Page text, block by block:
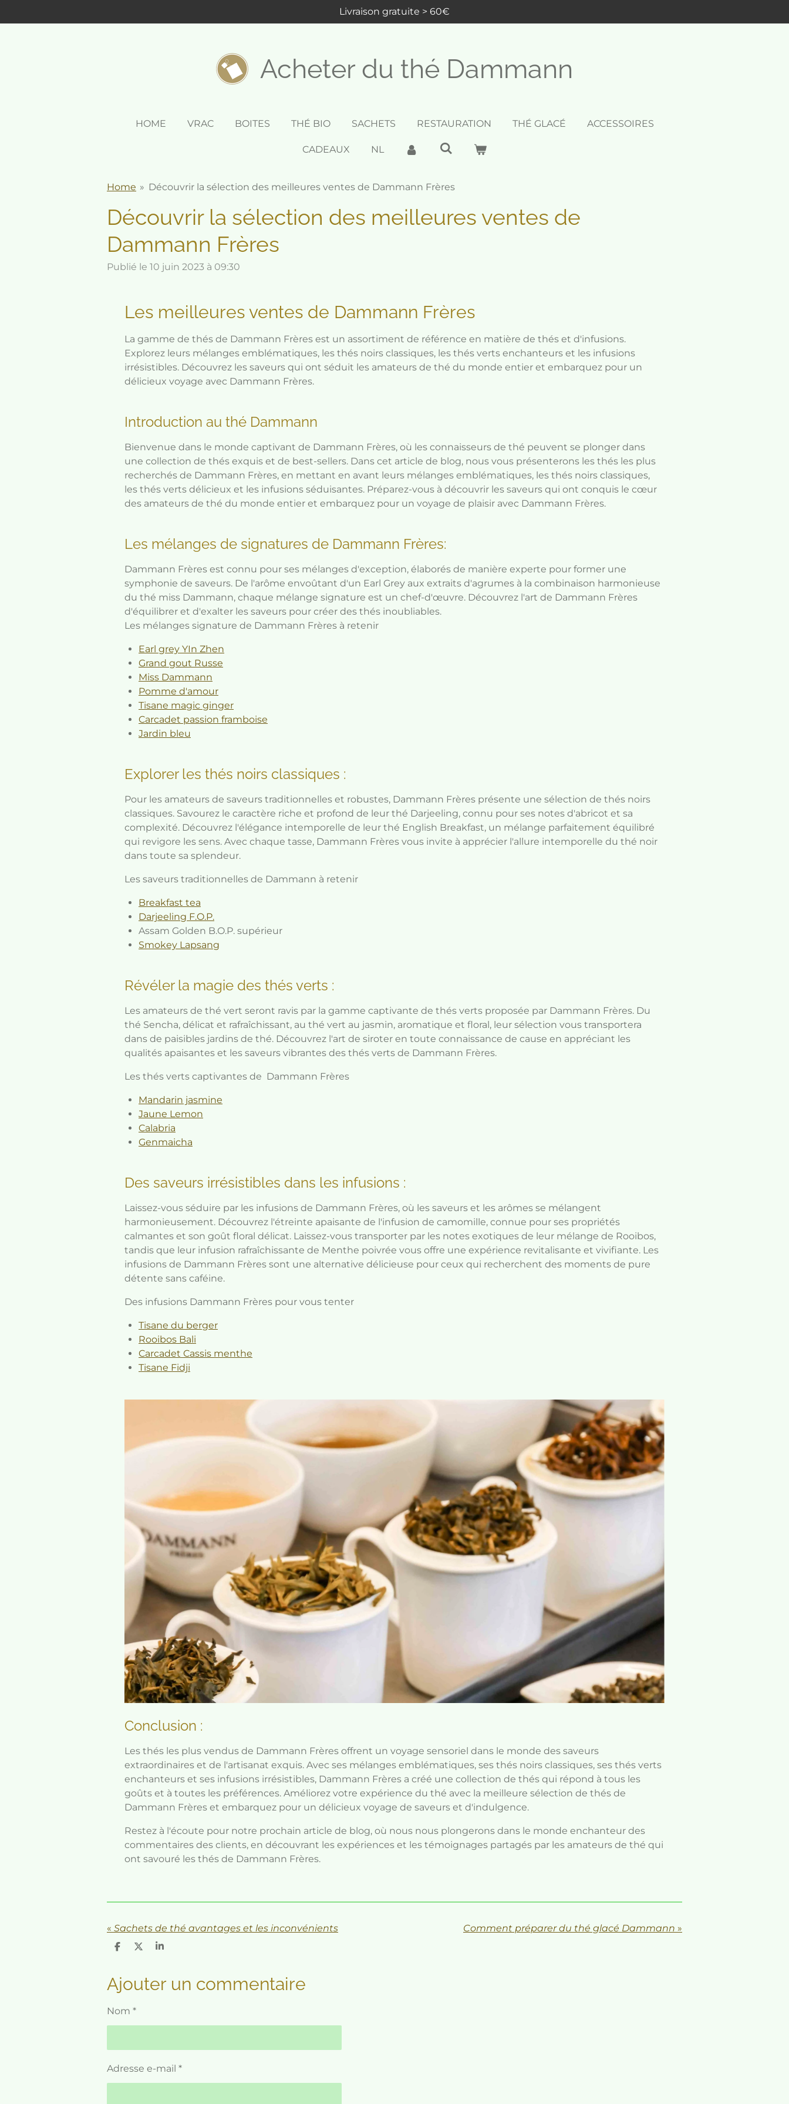
au
Livraison gratuite > 60€
Acheter du thé Dammann
HOME VRAC BOITES THÉ BIO SACHETS RESTAURATION THÉ GLACÉ ACCESSOIRES
CADEAUX NL
Home » Découvrir la sélection des meilleures ventes de Dammann Frères
Découvrir la sélection des meilleures ventes de
Dammann Frères
Publié le 10 juin 2023 à 09:30
Les meilleures ventes de Dammann Frères
La gamme de thés de Dammann Frères est un assortiment de référence en matière de thés et d'infusions.
Explorez leurs mélanges emblématiques, les thés noirs classiques, les thés verts enchanteurs et les infusions
irrésistibles. Découvrez les saveurs qui ont séduit les amateurs de thé du monde entier et embarquez pour un
délicieux voyage avec Dammann Frères.
Introduction au thé Dammann
Bienvenue dans le monde captivant de Dammann Frères, où les connaisseurs de thé peuvent se plonger dans
une collection de thés exquis et de best-sellers. Dans cet article de blog, nous vous présenterons les thés les plus
recherchés de Dammann Frères, en mettant en avant leurs mélanges emblématiques, les thés noirs classiques,
les thés verts délicieux et les infusions séduisantes. Préparez-vous à découvrir les saveurs qui ont conquis le cœur
des amateurs de thé du monde entier et embarquez pour un voyage de plaisir avec Dammann Frères.
Les mélanges de signatures de Dammann Frères:
Dammann Frères est connu pour ses mélanges d'exception, élaborés de manière experte pour former une
symphonie de saveurs. De l'arôme envoûtant d'un Earl Grey aux extraits d'agrumes à la combinaison harmonieuse
du thé miss Dammann, chaque mélange signature est un chef-d'œuvre. Découvrez l'art de Dammann Frères
d'équilibrer et d'exalter les saveurs pour créer des thés inoubliables.
Les mélanges signature de Dammann Frères à retenir
Earl grey YIn Zhen
Grand gout Russe
Miss Dammann
Pomme d'amour
Tisane magic ginger
Carcadet passion framboise
Jardin bleu
Explorer les thés noirs classiques :
Pour les amateurs de saveurs traditionnelles et robustes, Dammann Frères présente une sélection de thés noirs
classiques. Savourez le caractère riche et profond de leur thé Darjeeling, connu pour ses notes d'abricot et sa
complexité. Découvrez l'élégance intemporelle de leur thé English Breakfast, un mélange parfaitement équilibré
qui revigore les sens. Avec chaque tasse, Dammann Frères vous invite à apprécier l'allure intemporelle du thé noir
dans toute sa splendeur.
Les saveurs traditionnelles de Dammann à retenir
Breakfast tea
Darjeeling F.O.P.
Assam Golden B.O.P. supérieur
Smokey Lapsang
Révéler la magie des thés verts :
Les amateurs de thé vert seront ravis par la gamme captivante de thés verts proposée par Dammann Frères. Du
thé Sencha, délicat et rafraîchissant, au thé vert au jasmin, aromatique et floral, leur sélection vous transportera
dans de paisibles jardins de thé. Découvrez l'art de siroter en toute connaissance de cause en appréciant les
qualités apaisantes et les saveurs vibrantes des thés verts de Dammann Frères.
Les thés verts captivantes de Dammann Frères
Mandarin jasmine
Jaune Lemon
Calabria
Genmaicha
Des saveurs irrésistibles dans les infusions :
Laissez-vous séduire par les infusions de Dammann Frères, où les saveurs et les arômes se mélangent
harmonieusement. Découvrez l'étreinte apaisante de l'infusion de camomille, connue pour ses propriétés
calmantes et son goût floral délicat. Laissez-vous transporter par les notes exotiques de leur mélange de Rooibos,
tandis que leur infusion rafraîchissante de Menthe poivrée vous offre une expérience revitalisante et vivifiante. Les
infusions de Dammann Frères sont une alternative délicieuse pour ceux qui recherchent des moments de pure
détente sans caféine.
Des infusions Dammann Frères pour vous tenter
Tisane du berger
Rooibos Bali
Carcadet Cassis menthe
Tisane Fidji
Conclusion :
Les thés les plus vendus de Dammann Frères offrent un voyage sensoriel dans le monde des saveurs
extraordinaires et de l'artisanat exquis. Avec ses mélanges emblématiques, ses thés noirs classiques, ses thés verts
enchanteurs et ses infusions irrésistibles, Dammann Frères a créé une collection de thés qui répond à tous les
goûts et à toutes les préférences. Améliorez votre expérience du thé avec la meilleure sélection de thés de
Dammann Frères et embarquez pour un délicieux voyage de saveurs et d'indulgence.
Restez à l'écoute pour notre prochain article de blog, où nous nous plongerons dans le monde enchanteur des
commentaires des clients, en découvrant les expériences et les témoignages partagés par les amateurs de thé qui
ont savouré les thés de Dammann Frères.
« Sachets de thé avantages et les inconvénients Comment préparer du thé glacé Dammann »
P
t
a
r
P
a
P
a
Ajouter un commentaire
Nom *
Adresse e-mail *